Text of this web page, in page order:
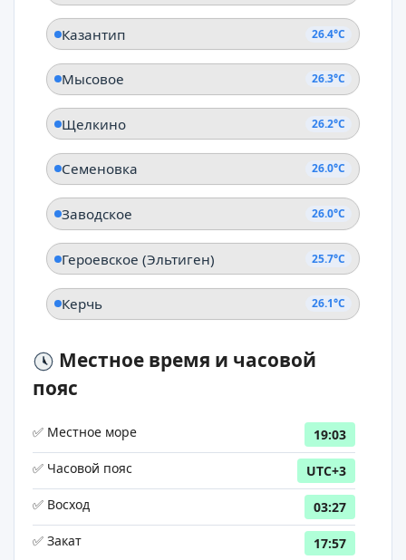
Казантип 26.4°C
Мысовое 26.3°C
Щелкино 26.2°C
Семеновка 26.0°C
Заводское 26.0°C
Героевское (Эльтиген) 25.7°C
Керчь 26.1°C
Местное время и часовой
пояс
✅ Местное море
19:03
✅ Часовой пояс
UTC+3
✅ Восход
03:27
✅ Закат
17:57